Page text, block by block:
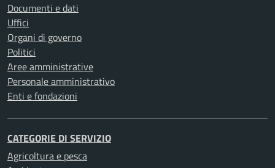
Documenti e dati
Uffici
Organi di governo
Politici
Aree amministrative
Personale amministrativo
Enti e fondazioni
CATEGORIE DI SERVIZIO
Agricoltura e pesca